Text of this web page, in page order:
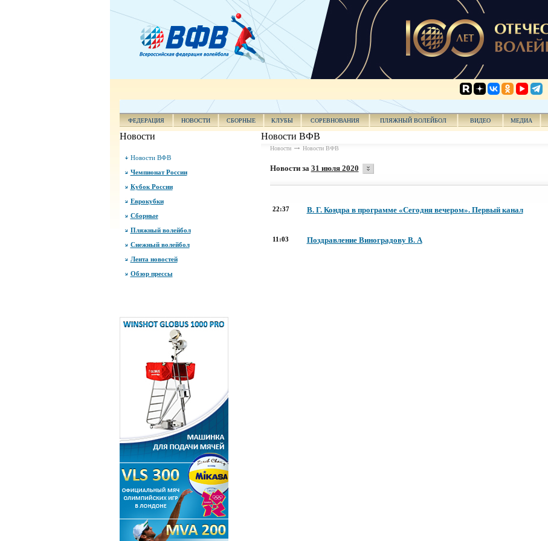
ФЕДЕРАЦИЯ НОВОСТИ СБОРНЫЕ КЛУБЫ СОРЕВНОВАНИЯ ПЛЯЖНЫЙ ВОЛЕЙБОЛ ВИДЕО МЕДИА
Новости
Новости ВФВ
Чемпионат России
Кубок России
Еврокубки
Сборные
Пляжный волейбол
Снежный волейбол
Лента новостей
Обзор прессы
Новости ВФВ
Новости Новости ВФВ
Новости за 31 июля 2020
22:37 В. Г. Кондра в программе «Сегодня вечером». Первый канал
11:03 Поздравление Виноградову В. А